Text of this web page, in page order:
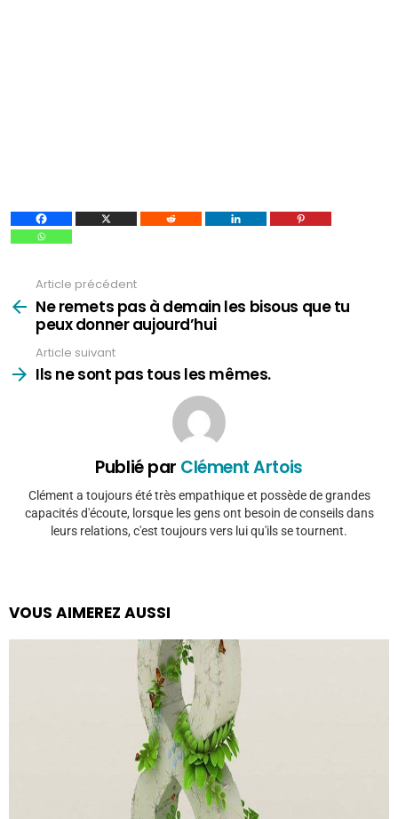
plus
Article précédent
Ne remets pas à demain les bisous que tu
peux donner aujourd’hui
Article suivant
Ils ne sont pas tous les mêmes.
Publié par Clément Artois
Clément a toujours été très empathique et possède de grandes
capacités d'écoute, lorsque les gens ont besoin de conseils dans
leurs relations, c'est toujours vers lui qu'ils se tournent.
VOUS AIMEREZ AUSSI